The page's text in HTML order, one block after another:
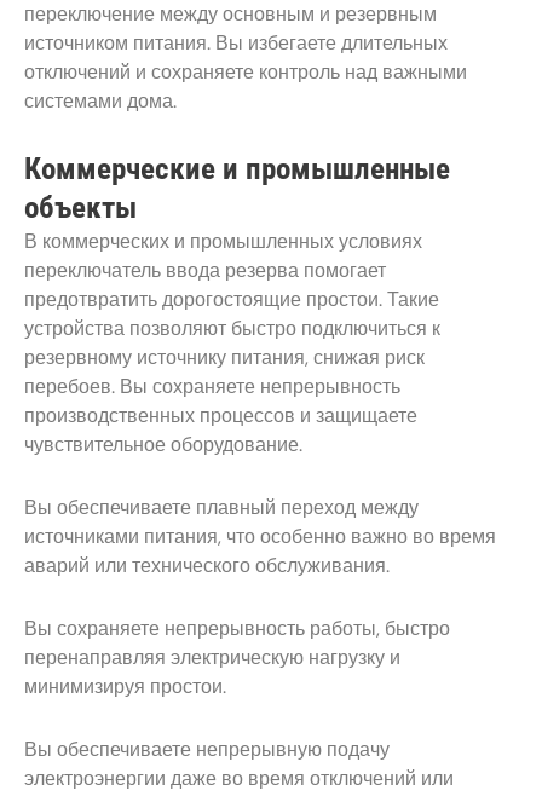
переключение между основным и резервным
источником питания. Вы избегаете длительных
отключений и сохраняете контроль над важными
системами дома.
Коммерческие и промышленные
объекты
В коммерческих и промышленных условиях
переключатель ввода резерва помогает
предотвратить дорогостоящие простои. Такие
устройства позволяют быстро подключиться к
резервному источнику питания, снижая риск
перебоев. Вы сохраняете непрерывность
производственных процессов и защищаете
чувствительное оборудование.
Вы обеспечиваете плавный переход между
источниками питания, что особенно важно во время
аварий или технического обслуживания.
Вы сохраняете непрерывность работы, быстро
перенаправляя электрическую нагрузку и
минимизируя простои.
Вы обеспечиваете непрерывную подачу
электроэнергии даже во время отключений или